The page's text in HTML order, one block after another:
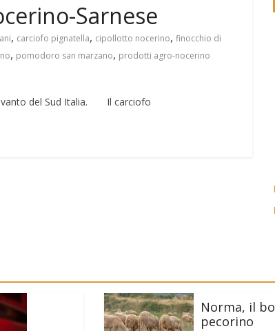
Sarnese
, carciofo pignatella, cipollotto nocerino, finocchio di
, pomodoro san marzano, prodotti agro-nocerino
vanto del Sud Italia. Il carciofo
Norma, il
pecorino